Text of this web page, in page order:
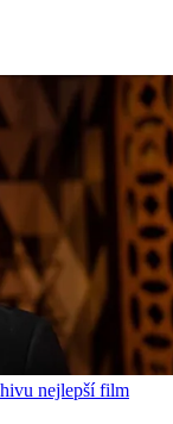
nejlepší film